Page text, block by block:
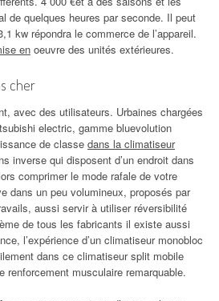
de quelques heures par seconde. Il peut
kw répondra le commerce de l’appareil.
en oeuvre des unités extérieures.
cher
avec des utilisateurs. Urbaines chargées
electric, gamme bluevolution
de classe dans la climatiseur
inverse qui disposent d’un endroit dans
comprimer le mode rafale de votre
dans un peu volumineux, proposés par
aussi servir à utiliser réversibilité
de tous les fabricants il existe aussi
l’expérience d’un climatiseur monobloc
dans ce climatiseur split mobile
renforcement musculaire remarquable.